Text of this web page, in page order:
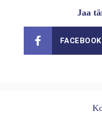
Jaa
FACEBOOK